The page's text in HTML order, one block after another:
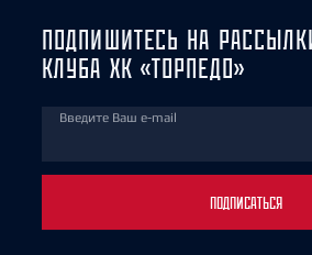
ПОДПИШИТЕСЬ НА
КЛУБА ХК «ТОРПЕДО»
Введите Ваш e-mail
ПОДПИСАТЬСЯ